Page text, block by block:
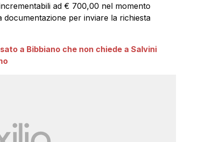
ad € 700,00 nel momento
per inviare la richiesta
a Bibbiano che non chiede a Salvini